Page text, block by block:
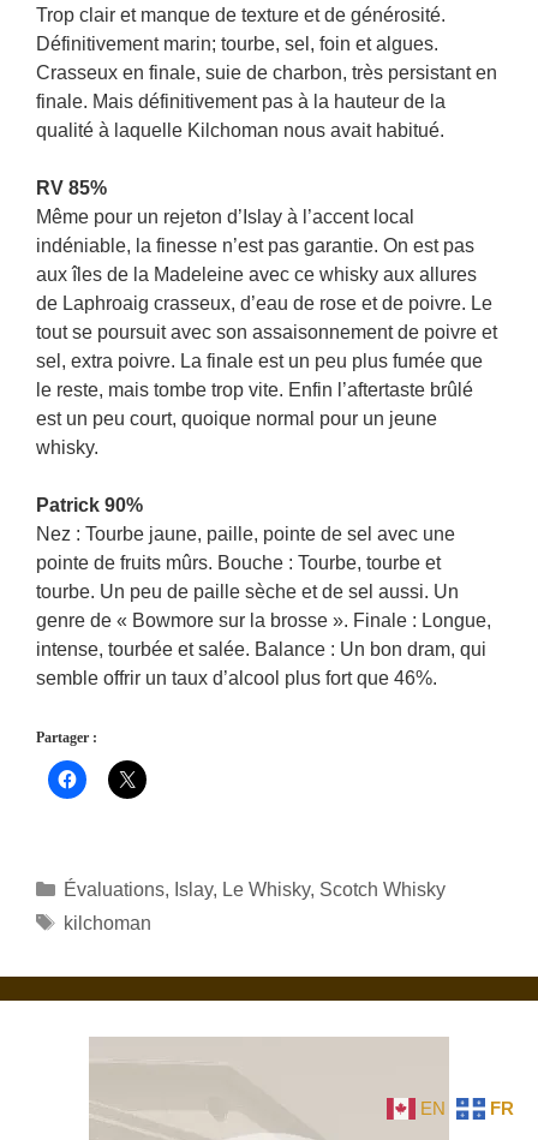
Trop clair et manque de texture et de générosité.
Définitivement marin; tourbe, sel, foin et algues.
Crasseux en finale, suie de charbon, très persistant en
finale. Mais définitivement pas à la hauteur de la
qualité à laquelle Kilchoman nous avait habitué.
RV 85%
Même pour un rejeton d’Islay à l’accent local
indéniable, la finesse n’est pas garantie. On est pas
aux îles de la Madeleine avec ce whisky aux allures
de Laphroaig crasseux, d’eau de rose et de poivre. Le
tout se poursuit avec son assaisonnement de poivre et
sel, extra poivre. La finale est un peu plus fumée que
le reste, mais tombe trop vite. Enfin l’aftertaste brûlé
est un peu court, quoique normal pour un jeune
whisky.
Patrick 90%
Nez : Tourbe jaune, paille, pointe de sel avec une
pointe de fruits mûrs. Bouche : Tourbe, tourbe et
tourbe. Un peu de paille sèche et de sel aussi. Un
genre de « Bowmore sur la brosse ». Finale : Longue,
intense, tourbée et salée. Balance : Un bon dram, qui
semble offrir un taux d’alcool plus fort que 46%.
Partager :
Catégories
Évaluations, Islay, Le Whisky, Scotch Whisky
Étiquettes
kilchoman
EN FR